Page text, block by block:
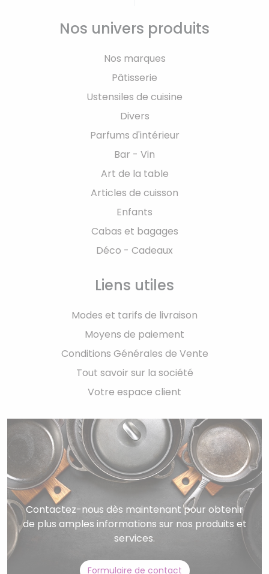
Nos univers produits
Nos marques
Pâtisserie
Ustensiles de cuisine
Divers
Parfums d'intérieur
Bar - Vin
Art de la table
Articles de cuisson
Enfants
Cabas et bagages
Déco - Cadeaux
Liens utiles
Modes et tarifs de livraison
Moyens de paiement
Conditions Générales de Vente
Tout savoir sur la société
Votre espace client
Contactez-nous dès maintenant pour obtenir
de plus amples informations sur nos produits et
services.
Formulaire de contact